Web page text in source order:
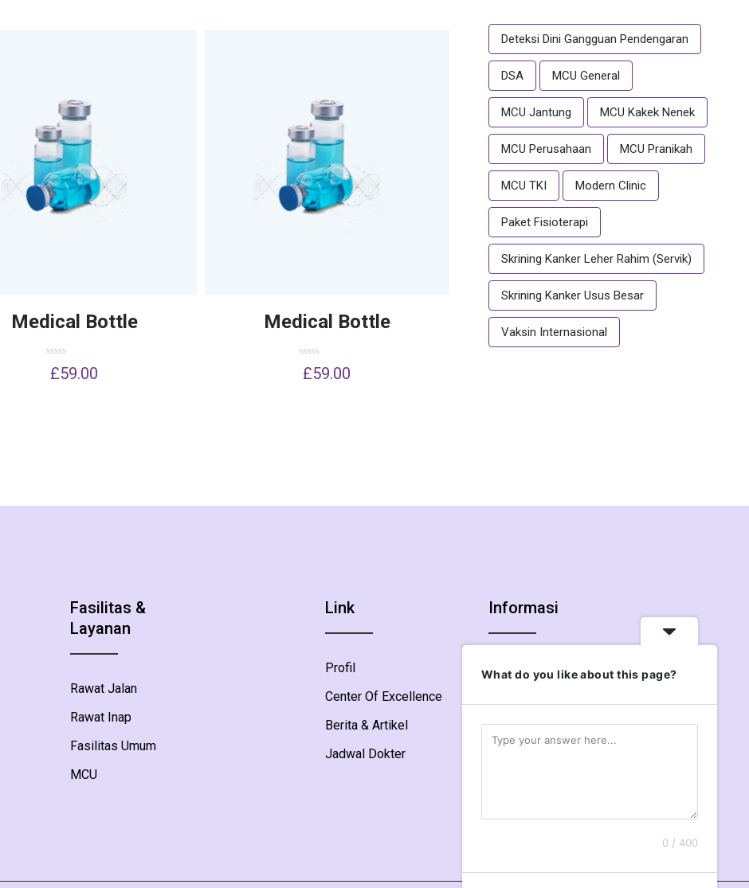
Medical Bottle
Dinilai
0£59.00
Medical Bottle
Dinilai
0£59.00
Deteksi Dini Gangguan Pendengaran
DSA MCU General
MCU Jantung MCU Kakek Nenek
MCU Perusahaan MCU Pranikah
MCU TKI Modern Clinic
Paket Fisioterapi
Skrining Kanker Leher Rahim (Servik)
Skrining Kanker Usus Besar
Vaksin Internasional
Fasilitas &
Layanan
Rawat Jalan
Rawat Inap
Fasilitas Umum
MCU
Link
Profil
Center Of Excellence
Berita & Artikel
Jadwal Dokter
Informasi
Jam Pelayanan
Setiap Hari : 24 Jam
Kontak
IGD : 0231-8338881
What do you like about this page?
0 / 400